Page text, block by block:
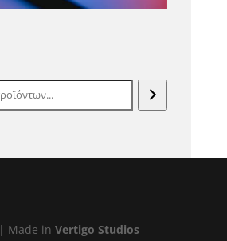
| Made inVertigo Studios